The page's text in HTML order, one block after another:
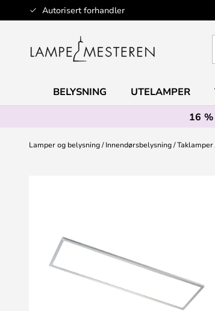
Autorisert forhandler
Hopp
til
BELYSNING UTELAMPER
16
Lamper og belysning Innendørsbelysning Taklamper
bildegalleri